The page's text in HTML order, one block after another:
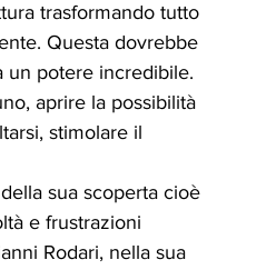
trasformando tutto
Questa dovrebbe
un potere incredibile.
aprire la possibilità
stimolare il
sua scoperta cioè
e frustrazioni
Rodari, nella sua